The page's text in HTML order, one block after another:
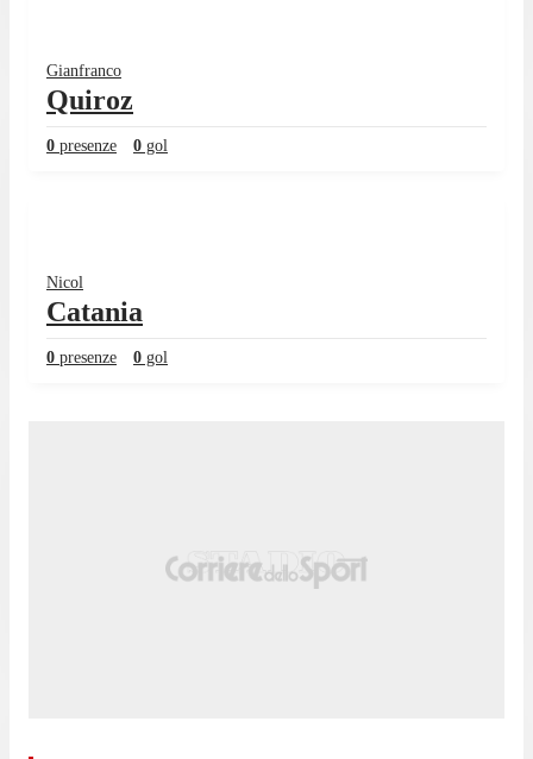
Gianfranco
Quiroz
0 presenze 0 gol
Nicol
Catania
0 presenze 0 gol